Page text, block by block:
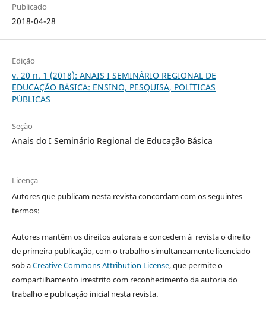
Publicado
2018-04-28
Edição
v. 20 n. 1 (2018): ANAIS I SEMINÁRIO REGIONAL DE
EDUCAÇÃO BÁSICA: ENSINO, PESQUISA, POLÍTICAS
PÚBLICAS
Seção
Anais do I Seminário Regional de Educação Básica
Licença
Autores que publicam nesta revista concordam com os seguintes
termos:
Autores mantêm os direitos autorais e concedem à revista o direito
de primeira publicação, com o trabalho simultaneamente licenciado
sob aCreative Commons Attribution License, que permite o
compartilhamento irrestrito com reconhecimento da autoria do
trabalho e publicação inicial nesta revista.